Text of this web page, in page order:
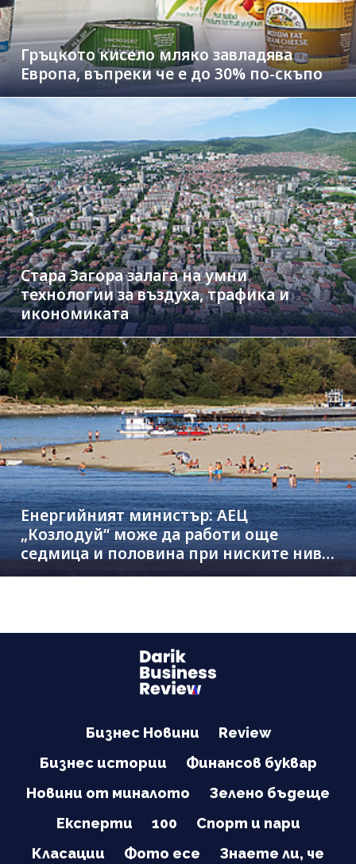
Гръцкото кисело мляко завладява
Европа, въпреки че е до 30% по-скъпо
Стара Загора залага на умни
технологии за въздуха, трафика и
икономиката
Енергийният министър: АЕЦ
„Козлодуй“ може да работи още
седмица и половина при ниските нива
на Дунав
Бизнес Новини
Review
Бизнес истории
Финансов буквар
Новини от миналото
Зелено бъдеще
Експерти
100
Спорт и пари
Класации
Фото есе Знаете ли, че